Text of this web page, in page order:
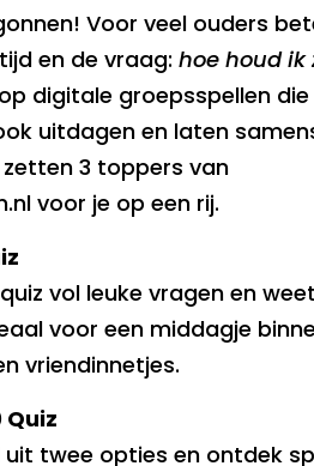
Voor veel ouders
en de vraag: hoe houd ik
digitale groepsspellen
uitdagen en laten
3 toppers van
voor je op een rij.
vol leuke vragen en
voor een middagje
vriendinnetjes.
twee opties en ontdek